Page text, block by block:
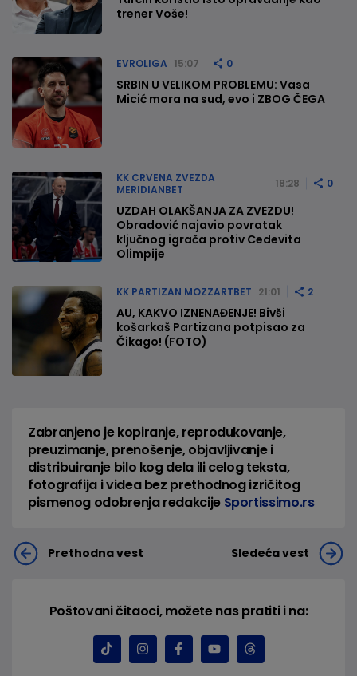
trener Voše!
EVROLIGA 15:07 0
SRBIN U VELIKOM PROBLEMU: Vasa
Micić mora na sud, evo i ZBOG ČEGA
KK CRVENA ZVEZDA
MERIDIANBET
18:28 0
UZDAH OLAKŠANJA ZA ZVEZDU!
Obradović najavio povratak
ključnog igrača protiv Cedevita
Olimpije
KK PARTIZAN MOZZARTBET 21:01 2
AU, KAKVO IZNENAĐENJE! Bivši
košarkaš Partizana potpisao za
Čikago! (FOTO)
Zabranjeno je kopiranje, reprodukovanje,
preuzimanje, prenošenje, objavljivanje i
distribuiranje bilo kog dela ili celog teksta,
fotografija i videa bez prethodnog izričitog
pismenog odobrenja redakcije Sportissimo.rs
Prethodna vest Sledeća vest
Poštovani čitaoci, možete nas pratiti i na: